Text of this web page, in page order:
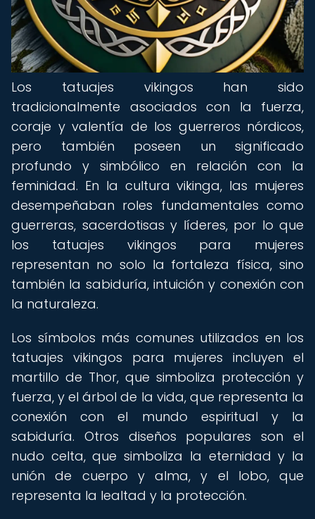
Los tatuajes vikingos han sido
tradicionalmente asociados con la fuerza,
coraje y valentía de los guerreros nórdicos,
pero también poseen un significado
profundo y simbólico en relación con la
feminidad. En la cultura vikinga, las mujeres
desempeñaban roles fundamentales como
guerreras, sacerdotisas y líderes, por lo que
los tatuajes vikingos para mujeres
representan no solo la fortaleza física, sino
también la sabiduría, intuición y conexión con
la naturaleza.
Los símbolos más comunes utilizados en los
tatuajes vikingos para mujeres incluyen el
martillo de Thor, que simboliza protección y
fuerza, y el árbol de la vida, que representa la
conexión con el mundo espiritual y la
sabiduría. Otros diseños populares son el
nudo celta, que simboliza la eternidad y la
unión de cuerpo y alma, y el lobo, que
representa la lealtad y la protección.